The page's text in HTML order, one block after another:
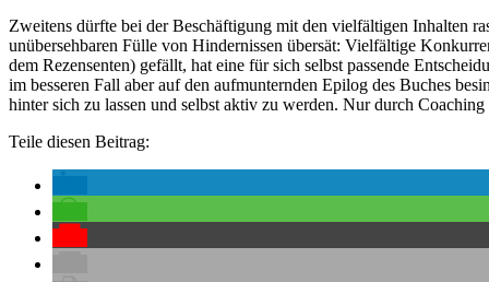
Zweitens dürfte bei der Beschäftigung mit den vielfältigen Inhalten
unübersehbaren Fülle von Hindernissen übersät: Vielfältige
dem Rezensenten) gefällt, hat eine für sich selbst passende
im besseren Fall aber auf den aufmunternden Epilog des Buches
hinter sich zu lassen und selbst aktiv zu werden. Nur durch
Teile diesen Beitrag: